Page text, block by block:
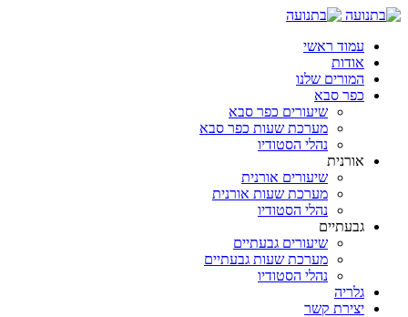
עמוד ראשי
אודות
המורים שלנו
כפר סבא
שיעורים כפר סבא
מערכת שעות כפר סבא
נהלי הסטודיו
אורנית
שיעורים אורנית
מערכת שעות אורנית
נהלי הסטודיו
גבעתיים
שיעורים גבעתיים
מערכת שעות גבעתיים
נהלי הסטודיו
גלריה
יצירת קשר